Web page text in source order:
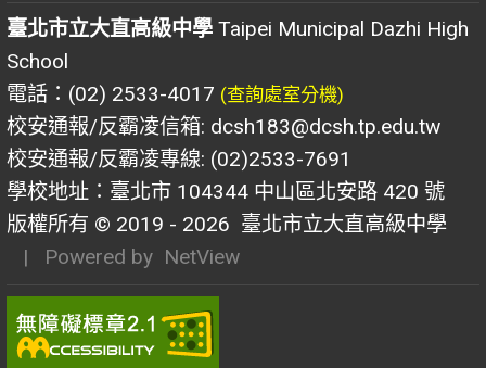
臺北市立大直高級中學 Taipei Municipal Dazhi High
School
電話：(02) 2533-4017 (查詢處室分機)
校安通報/反霸凌信箱: dcsh183@dcsh.tp.edu.tw
校安通報/反霸凌專線: (02)2533-7691
學校地址：臺北市 104344 中山區北安路 420 號
版權所有 © 2019 - 2026 臺北市立大直高級中學
| Powered by NetView